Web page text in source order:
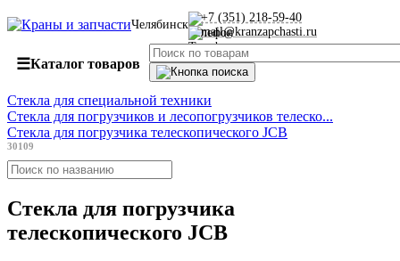
Челябинск
+7 (351) 218-59-40
mail@kranzapchasti.ru
☰Каталог товаров
Стекла для специальной техники
Стекла для погрузчиков и лесопогрузчиков телеско...
Стекла для погрузчика телескопического JCB
30109
Стекла для погрузчика
телескопического JCB